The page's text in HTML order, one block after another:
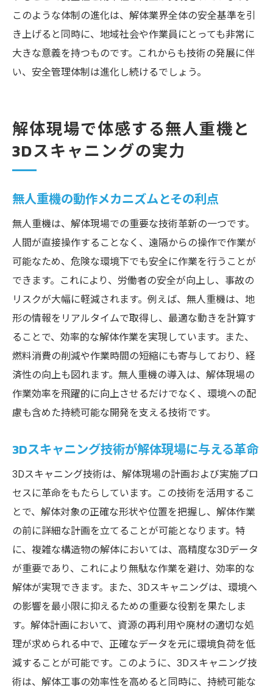
このような体制の進化は、解体業界全体の安全基準を引
き上げると同時に、地域社会や作業員にとっても非常に
大きな意義を持つものです。これからも技術の発展に伴
い、安全管理体制は進化し続けるでしょう。
解体現場で体感する無人重機と
3Dスキャニングの実力
無人重機の動作メカニズムとその利点
無人重機は、解体現場での重要な技術革新の一つです。
人間が直接操作することなく、遠隔からの操作で作業が
可能なため、危険な環境下でも安全に作業を行うことが
できます。これにより、労働者の安全が向上し、事故の
リスクが大幅に軽減されます。例えば、無人重機は、地
形の情報をリアルタイムで取得し、最適な動きを計算す
ることで、効率的な解体作業を実現しています。また、
燃料消費の削減や作業時間の短縮にも寄与しており、経
済性の向上も図れます。無人重機の導入は、解体現場の
作業効率を飛躍的に向上させるだけでなく、環境への配
慮も含めた持続可能な開発を支える技術です。
3Dスキャニング技術が解体現場に与える革命
3Dスキャニング技術は、解体現場の計画および実施プロ
セスに革命をもたらしています。この技術を活用するこ
とで、解体対象の正確な形状や位置を把握し、解体作業
の前に詳細な計画を立てることが可能となります。特
に、複雑な構造物の解体においては、高精度な3Dデータ
が重要であり、これにより無駄な作業を避け、効率的な
解体が実現できます。また、3Dスキャニングは、環境へ
の影響を最小限に抑えるための重要な役割を果たしま
す。解体計画において、資源の再利用や廃材の適切な処
理が求められる中で、正確なデータを元に環境負荷を低
減することが可能です。このように、3Dスキャニング技
術は、解体工事の効率性を高めると同時に、持続可能な